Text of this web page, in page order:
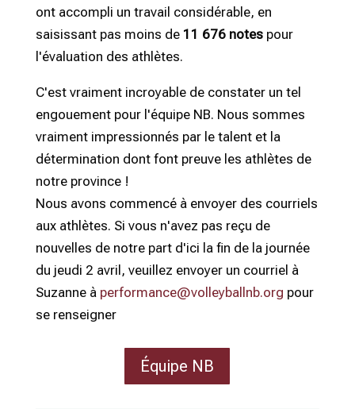
ont accompli un travail considérable, en
saisissant pas moins de 11 676 notespour
l'évaluation des athlètes.
C'est vraiment incroyable de constater un tel
engouement pour l'équipe NB. Nous sommes
vraiment impressionnés par le talent et la
détermination dont font preuve les athlètes de
notre province !
Nous avons commencé à envoyer des courriels
aux athlètes. Si vous n'avez pas reçu de
nouvelles de notre part d'ici la fin de la journée
du jeudi 2 avril, veuillez envoyer un courriel à
Suzanne à performance@volleyballnb.org pour
se renseigner
Équipe NB